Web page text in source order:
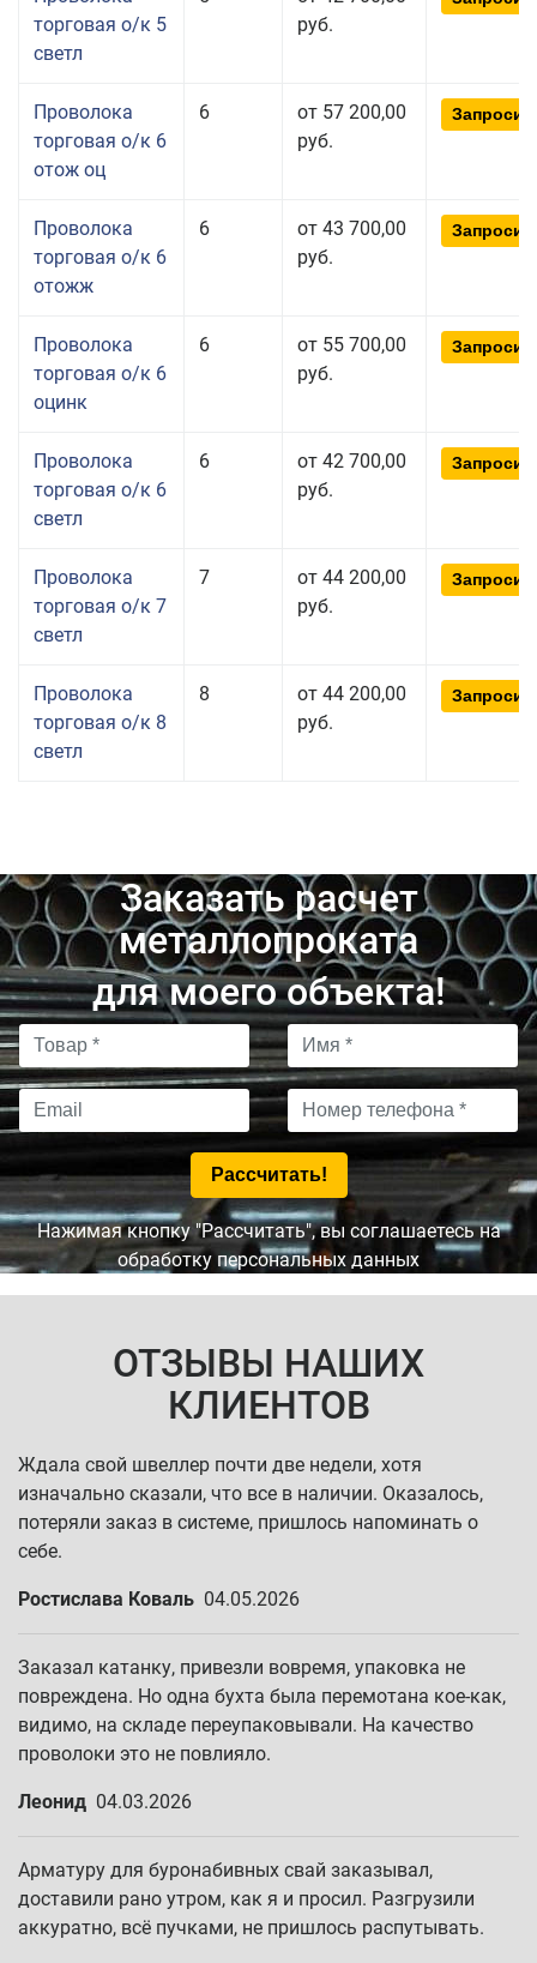
торговая о/к 5
светл
руб.
Проволока
торговая о/к 6
отож оц
6
от 57 200,00
руб.
Проволока
торговая о/к 6
отожж
6
от 43 700,00
руб.
Проволока
торговая о/к 6
оцинк
6
от 55 700,00
руб.
Проволока
торговая о/к 6
светл
6
от 42 700,00
руб.
Проволока
торговая о/к 7
светл
7
от 44 200,00
руб.
Проволока
торговая о/к 8
светл
8
от 44 200,00
руб.
Заказать расчет
металлопроката
для моего объекта!
Нажимая кнопку "Рассчитать", вы соглашаетесь на
обработку персональных данных
ОТЗЫВЫ НАШИХ
КЛИЕНТОВ
Ждала свой швеллер почти две недели, хотя
изначально сказали, что все в наличии. Оказалось,
потеряли заказ в системе, пришлось напоминать о
себе.
Ростислава Коваль 04.05.2026
Заказал катанку, привезли вовремя, упаковка не
повреждена. Но одна бухта была перемотана кое-как,
видимо, на складе переупаковывали. На качество
проволоки это не повлияло.
Леонид 04.03.2026
Арматуру для буронабивных свай заказывал,
доставили рано утром, как я и просил. Разгрузили
аккуратно, всё пучками, не пришлось распутывать.